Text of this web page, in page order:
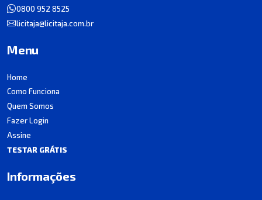
0800 952 8525
licitaja@licitaja.com.br
Menu
Home
Como Funciona
Quem Somos
Fazer Login
Assine
TESTAR GRÁTIS
Informações